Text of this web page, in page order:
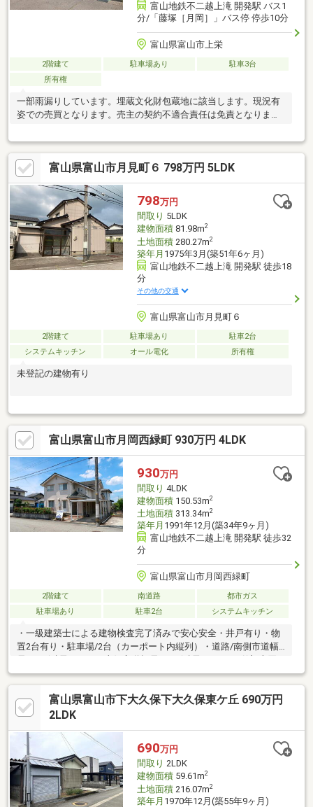
富山地鉄不二越上滝 開発駅 バス1
分/「藤塚［月岡］」バス停 停歩10分
富山県富山市上栄
2階建て 駐車場あり
駐車3台
所有権
一部雨漏りしています。埋蔵文化財包蔵地に該当します。現況有
姿での売買となります。売主の契約不適合責任は免責となりま
富山県富山市月見町６ 798万円 5LDK
798万円
間取り 5LDK
建物面積81.98m2
土地面積280.27m2
築年月 1975年3月(築51年6ヶ月)
富山地鉄不二越上滝 開発駅 徒歩18
分
その他の交通
富山県富山市月見町６
2階建て 駐車場あり
駐車2台
システムキッチン
オール電化 所有権
未登記の建物有り
富山県富山市月岡西緑町 930万円 4LDK
930万円
間取り 4LDK
建物面積150.53m2
土地面積313.34m2
築年月 1991年12月(築34年9ヶ月)
富山地鉄不二越上滝 開発駅 徒歩32
分
富山県富山市月岡西緑町
2階建て 南道路
都市ガス
駐車場あり
駐車2台 システムキッチン
・一級建築士による建物検査完了済みで安心安全・井戸有り・物
置2台有り・駐車場/2台（カーポート内縦列）・道路/南側市道幅
契約締結後、約2か月・取引条件有効期限/2026年8月末日
富山県富山市下大久保下大久保東ケ丘 690万円
2LDK
690万円
間取り 2LDK
建物面積59.61m2
土地面積216.07m2
築年月 1970年12月(築55年9ヶ月)